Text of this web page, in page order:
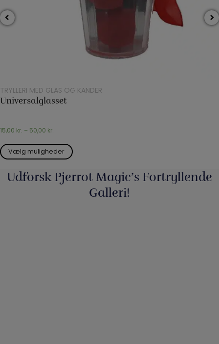
TRYLLERI MED GLAS OG KANDER
Universalglasset
15,00 kr. – 50,00 kr.
Vælg muligheder
Udforsk Pjerrot Magic’s Fortryllende
Galleri!